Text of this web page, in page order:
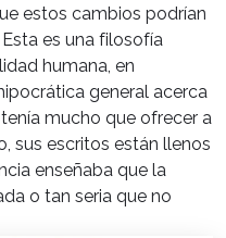
estos cambios podrían
es una filosofía
humana, en
general acerca
mucho que ofrecer a
sus escritos están llenos
enseñaba que la
o tan seria que no